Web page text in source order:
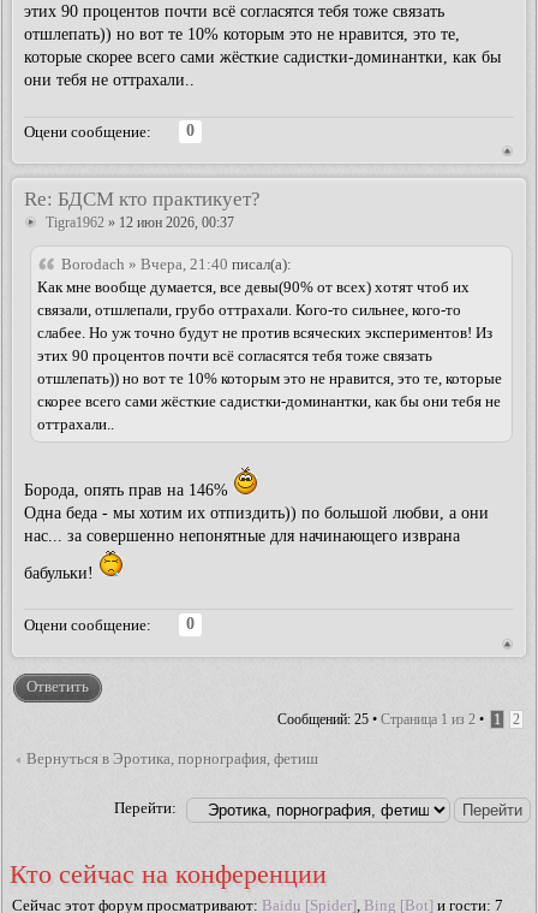
этих 90 процентов почти всё согласятся тебя тоже связать
отшлепать)) но вот те 10% которым это не нравится, это те,
которые скорее всего сами жёсткие садистки-доминантки, как бы
они тебя не оттрахали..
Оцени сообщение:
0
Re: БДСМ кто практикует?
Tigra1962 » 12 июн 2026, 00:37
Borodach » Вчера, 21:40 писал(а):
Как мне вообще думается, все девы(90% от всех) хотят чтоб их
связали, отшлепали, грубо оттрахали. Кого-то сильнее, кого-то
слабее. Но уж точно будут не против всяческих экспериментов! Из
этих 90 процентов почти всё согласятся тебя тоже связать
отшлепать)) но вот те 10% которым это не нравится, это те, которые
скорее всего сами жёсткие садистки-доминантки, как бы они тебя не
оттрахали..
Борода, опять прав на 146%
Одна беда - мы хотим их отпиздить)) по большой любви, а они
нас... за совершенно непонятные для начинающего изврана
бабульки!
Оцени сообщение:
0
Ответить
Сообщений: 25 • Страница 1 из 2 • 1 2
Вернуться в Эротика, порнография, фетиш
Перейти:
Кто сейчас на конференции
Сейчас этот форум просматривают: Baidu [Spider], Bing [Bot] и гости: 7